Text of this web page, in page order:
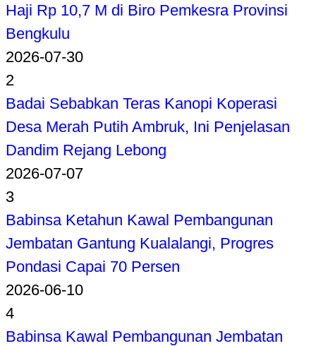
Haji Rp 10,7 M di Biro Pemkesra Provinsi
Bengkulu
2026-07-30
2
Badai Sebabkan Teras Kanopi Koperasi
Desa Merah Putih Ambruk, Ini Penjelasan
Dandim Rejang Lebong
2026-07-07
3
Babinsa Ketahun Kawal Pembangunan
Jembatan Gantung Kualalangi, Progres
Pondasi Capai 70 Persen
2026-06-10
4
Babinsa Kawal Pembangunan Jembatan